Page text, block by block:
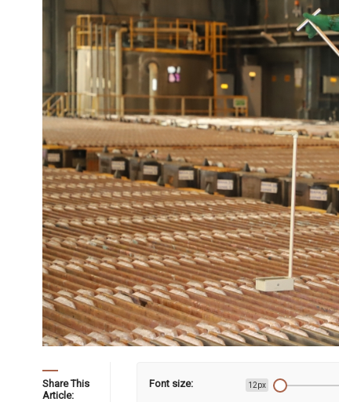
Share This
Article:
Font size: 12px